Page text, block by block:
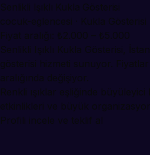
Senlikli Işıklı Kukla Gösterisi
cocuk-eglencesi · Kukla Gösterisi
Fiyat aralığı: ₺2.000 – ₺5.000
Senlikli Işıklı Kukla Gösterisi,
gösterisi hizmeti sunuyor.
aralığında değişiyor.
Renkli ışıklar eşliğinde
etkinlikleri ve büyük
Profili incele ve teklif al